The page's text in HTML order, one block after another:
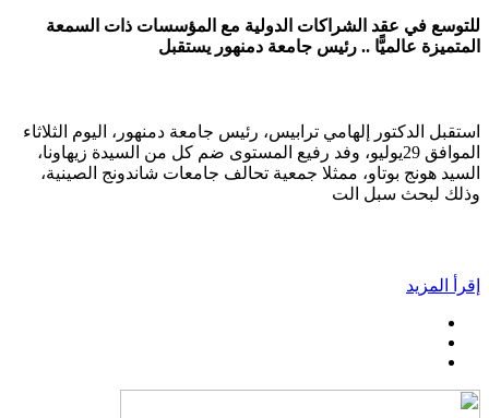
للتوسع في عقد الشراكات الدولية مع المؤسسات ذات السمعة
المتميزة عالميًّا .. رئيس جامعة دمنهور يستقبل
استقبل الدكتور إلهامي ترابيس، رئيس جامعة دمنهور، اليوم الثلاثاء
الموافق 29يوليو، وفد رفيع المستوى ضم كل من السيدة زيهاونا،
السيد هونج بوتاو، ممثلا جمعية تحالف جامعات شاندونج الصينية،
وذلك لبحث سبل الت
إقرأ المزيد